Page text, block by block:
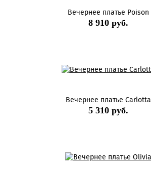
Вечернее платье Poison
8 910 руб.
Вечернее платье Carlotta
5 310 руб.